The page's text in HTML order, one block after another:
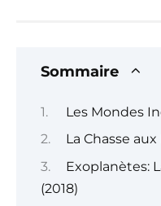
Sommaire
Les Mondes
La Chasse
Exoplanètes:
(2018)